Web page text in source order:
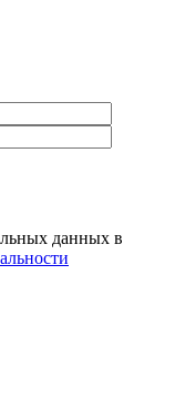
данных в